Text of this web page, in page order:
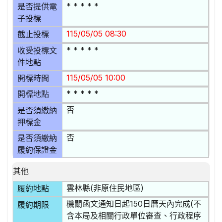
是否提供電
子投標
* * * * *
截止投標 115/05/05 08:30
收受投標文
件地點
* * * * *
開標時間 115/05/05 10:00
開標地點 * * * * *
是否須繳納
押標金
否
是否須繳納
履約保證金
否
其他
履約地點
雲林縣(非原住民地區)
履約期限
機關函文通知日起150日曆天內完成(不
含本局及相關行政單位審查、行政程序